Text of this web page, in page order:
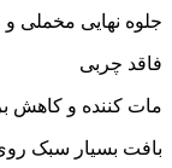
جلوه نهایی مخملی
فاقد چربی
مات کننده و کاهش
بافت بسیار سبک